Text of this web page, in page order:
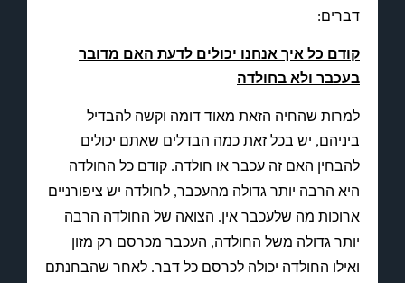
דברים:
קודם כל איך אנחנו יכולים לדעת האם מדובר
בעכבר ולא בחולדה
למרות שהחיה הזאת מאוד דומה וקשה להבדיל
ביניהם, יש בכל זאת כמה הבדלים שאתם יכולים
להבחין האם זה עכבר או חולדה. קודם כל החולדה
היא הרבה יותר גדולה מהעכבר, לחולדה יש ציפורניים
ארוכות מה שלעכבר אין. הצואה של החולדה הרבה
יותר גדולה משל החולדה, העכבר מכרסם רק מזון
ואילו החולדה יכולה לכרסם כל דבר. לאחר שהבחנתם